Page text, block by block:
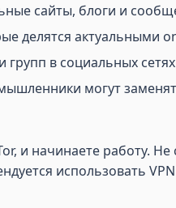
сайты, блоги и
делятся актуальными
в социальных
могут
и начинаете работу.
использовать